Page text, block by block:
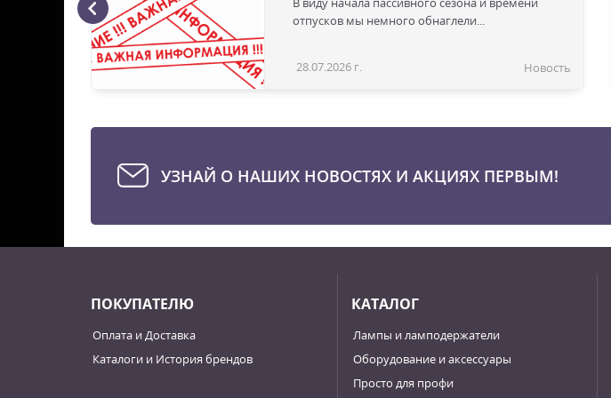
отпусков мы немного обнаглели...
28.07.2026 г. Новость
УЗНАЙ О НАШИХ НОВОСТЯХ И АКЦИЯХ ПЕРВЫМ!
ПОКУПАТЕЛЮ
Оплата и Доставка
Каталоги и История брендов
КАТАЛОГ
Лампы и ламподержатели
Оборудование и аксессуары
Просто для профи